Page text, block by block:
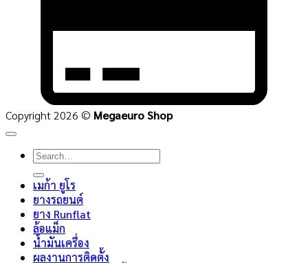
Copyright 2026 © Megaeuro Shop
Search
เมก้า ยูโร
ยางรถยนต์
ยาง Runflat
ล้อแม็ก
น้ำมันเครื่อง
ผลงานการติดตั้ง